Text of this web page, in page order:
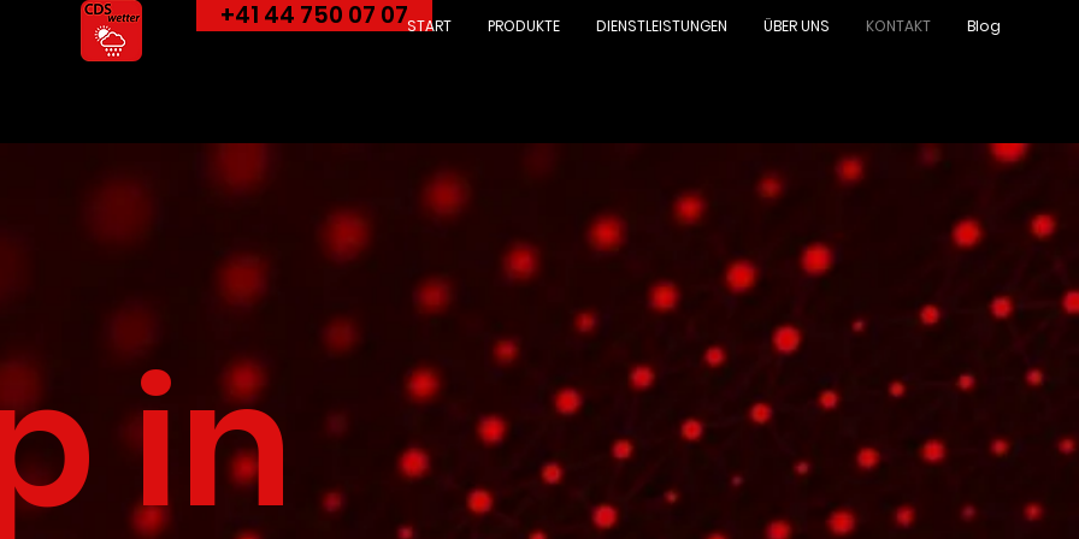
+41 44 750 07 07START PRODUKTE DIENSTLEISTUNGEN ÜBER UNS KONTAKT Blog
in